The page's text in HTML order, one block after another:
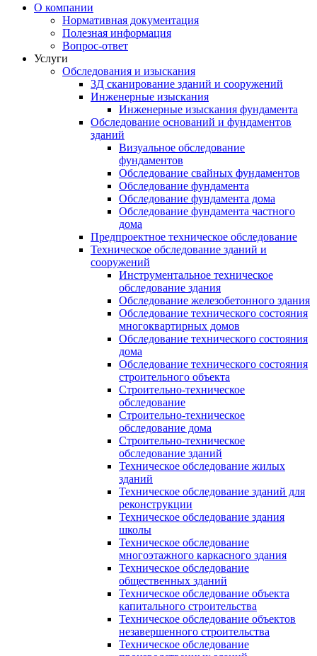
О компании
Нормативная документация
Полезная информация
Вопрос-ответ
Услуги
Обследования и изыскания
3Д сканирование зданий и сооружений
Инженерные изыскания
Инженерные изыскания фундамента
Обследование оснований и фундаментов
зданий
Визуальное обследование
фундаментов
Обследование свайных фундаментов
Обследование фундамента
Обследование фундамента дома
Обследование фундамента частного
дома
Предпроектное техническое обследование
Техническое обследование зданий и
сооружений
Инструментальное техническое
обследование здания
Обследование железобетонного здания
Обследование технического состояния
многоквартирных домов
Обследование технического состояния
дома
Обследование технического состояния
строительного объекта
Строительно-техническое
обследование
Строительно-техническое
обследование дома
Строительно-техническое
обследование зданий
Техническое обследование жилых
зданий
Техническое обследование зданий для
реконструкции
Техническое обследование здания
школы
Техническое обследование
многоэтажного каркасного здания
Техническое обследование
общественных зданий
Техническое обследование объекта
капитального строительства
Техническое обследование объектов
незавершенного строительства
Техническое обследование